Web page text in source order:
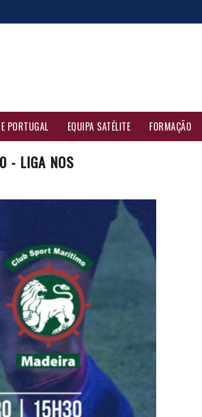
PORTUGAL EQUIPA SATÉLITE FORMAÇÃO
- LIGA NOS